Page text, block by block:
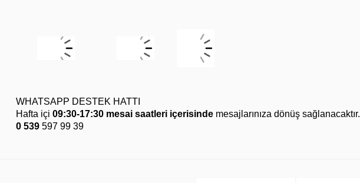
WHATSAPP DESTEK HATTI
Hafta içi 09:30-17:30 mesai saatleri içerisinde mesajlarınıza dönüş sağlanacaktır.
0 539 597 99 39